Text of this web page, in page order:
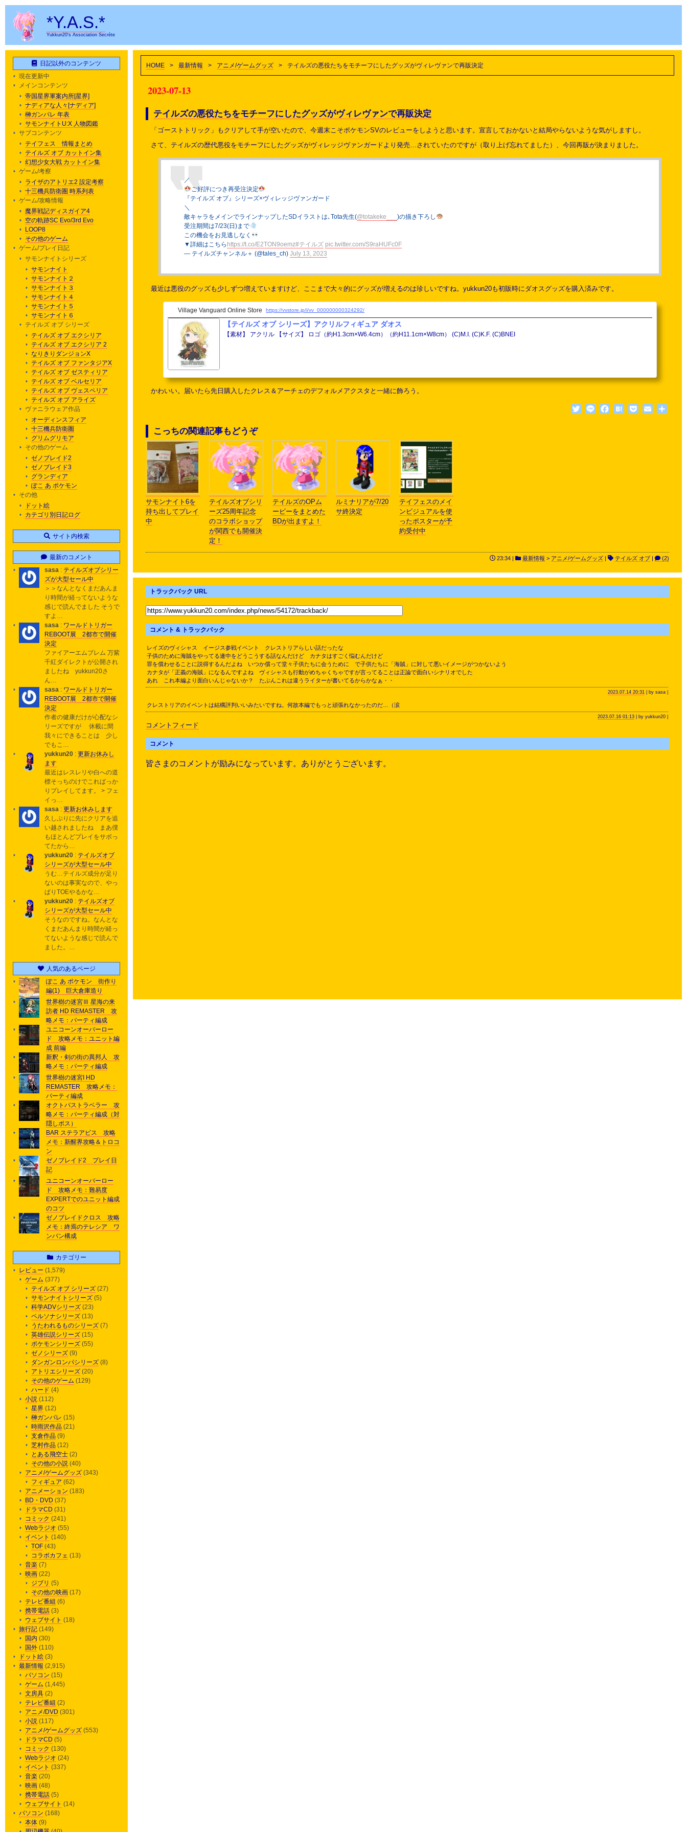
*Y.A.S.*
Yukkun20's Association Secrète
HOME > 最新情報 > アニメ/ゲームグッズ > テイルズの悪役たちをモチーフにしたグッズがヴィレヴァンで再販決定
2023-07-13
テイルズの悪役たちをモチーフにしたグッズがヴィレヴァンで再販決定
「ゴーストトリック」もクリアして手が空いたので、今週末こそポケモンSVのレビューをしようと思います。宣言しておかないと結局やらないような気がしますし。
さて、テイルズの歴代悪役をモチーフにしたグッズがヴィレッジヴァンガードより発売…されていたのですが（取り上げ忘れてました）、今回再販が決まりました。
／
ご好評につき再受注決定
『テイルズ オブ』シリーズ×ヴィレッジヴァンガード
＼
敵キャラをメインでラインナップしたSDイラストは､Tota先生(@totakeke___ )の描き下ろし
受注期間は7/23(日)まで
この機会をお見逃しなく
▼詳細はこちら https://t.co/E2TON9oemz#テイルズ pic.twitter.com/S9raHUFc0F
— テイルズチャンネル＋ (@tales_ch) July 13, 2023
最近は悪役のグッズも少しずつ増えていますけど、ここまで大々的にグッズが増えるのは珍しいですね。yukkun20も初販時にダオスグッズを購入済みです。
Village Vanguard Online Store https://vvstore.jp/i/vv_000000000324292/
【テイルズ オブ シリーズ】アクリルフィギュア ダオス
【素材】 アクリル 【サイズ】 ロゴ（約H1.3cm×W6.4cm）（約H11.1cm×W8cm） (C)M.I. (C)K.F. (C)BNEI
かわいい。届いたら先日購入したクレス＆アーチェのデフォルメアクスタと一緒に飾ろう。
TwitterLine Facebook
HatenaPocketEmail
こっちの関連記事もどうぞ
サモンナイト6を
持ち出してプレイ
中
テイルズオブシリ
ーズ25周年記念
のコラボショップ
が関西でも開催決
定！
テイルズのOPム
ービーをまとめた
BDが出ますよ！
ルミナリアが7/20
サ終決定
テイフェスのメイ
ンビジュアルを使
ったポスターが予
約受付中
23:34 | 最新情報 > アニメ/ゲームグッズ テイルズ オブ (2)
トラックバック URL
コメント & トラックバック
レイズのヴィシャス イージス参戦イベント クレストリアらしい話だったな
子供のために海賊をやってる連中をどうこうする話なんだけど カナタはすごく悩むんだけど
罪を償わせることに説得するんだよね いつか償って堂々子供たちに会うために で子供たちに「海賊」に対して悪いイメージがつかないよう
カナタが「正義の海賊」になるんですよね ヴィシャスも行動がめちゃくちゃですが言ってることは正論で面白いシナリオでした
あれ これ本編より面白いんじゃないか？ たぶんこれは違うライターが書いてるからかなぁ・・
2023.07.14 20:31 | by sasa |
クレストリアのイベントは結構評判いいみたいですね。何故本編でもっと頑張れなかったのだ…（涙
2023.07.16 01:13 | by yukkun20 |
コメントフィード
コメント
皆さまのコメントが励みになっています。ありがとうございます。
日記以外のコンテンツ
現在更新中
メインコンテンツ
帝国星界軍案内所[星界]
ナディアな人々[ナディア]
榊ガンパレ 年表
サモンナイトU:X 人物図鑑
サブコンテンツ
テイフェス 情報まとめ
テイルズ オブ カットイン集
幻想少女大戦 カットイン集
ゲーム/考察
ライザのアトリエ2 設定考察
十三機兵防衛圏 時系列表
ゲーム/攻略情報
魔界戦記ディスガイア4
空の軌跡SC Evo/3rd Evo
LOOP8
その他のゲーム
ゲーム/プレイ日記
サモンナイトシリーズ
サモンナイト
サモンナイト２
サモンナイト３
サモンナイト４
サモンナイト５
サモンナイト６
テイルズ オブ シリーズ
テイルズ オブ エクシリア
テイルズ オブ エクシリア 2
なりきりダンジョンX
テイルズ オブ ファンタジアX
テイルズ オブ ゼスティリア
テイルズ オブ ベルセリア
テイルズ オブ ヴェスペリア
テイルズ オブ アライズ
ヴァニラウェア作品
オーディンスフィア
十三機兵防衛圏
グリムグリモア
その他のゲーム
ゼノブレイド2
ゼノブレイド3
グランディア
ぽこ あ ポケモン
その他
ドット絵
カテゴリ別日記ログ
サイト内検索
最新のコメント
sasa : テイルズオブシリー
ズが大型セール中
＞＞なんとなくまだあんま
り時間が経ってないような
感じで読んでました そうで
すよ…
sasa : ワールドトリガー
REBOOT展 2都市で開催
決定
ファイアーエムブレム 万紫
千紅ダイレクトが公開され
ましたね yukkun20さ
ん…
sasa : ワールドトリガー
REBOOT展 2都市で開催
決定
作者の健康だけが心配なシ
リーズですが 休載に間
我々にできることは 少し
でもこ…
yukkun20 : 更新お休みし
ます
最近はレスレリや白への道
標そっちのけでこればっか
りプレイしてます。 > フェ
イっ…
sasa : 更新お休みします
久しぶりに先にクリアを追
い越されましたね まあ僕
もほとんどプレイをサボっ
てたから…
yukkun20 : テイルズオブ
シリーズが大型セール中
うむ…テイルズ成分が足り
ないのは事実なので、やっ
ぱりTOEやるかな…
yukkun20 : テイルズオブ
シリーズが大型セール中
そうなのですね。なんとな
くまだあんまり時間が経っ
てないような感じで読んで
ました。…
人気のあるページ
ぽこ あ ポケモン 街作り
編(1) 巨大倉庫造り
世界樹の迷宮Ⅲ 星海の来
訪者 HD REMASTER 攻
略メモ：パーティ編成
ユニコーンオーバーロー
ド 攻略メモ：ユニット編
成 前編
新釈・剣の街の異邦人 攻
略メモ：パーティ編成
世界樹の迷宮I HD
REMASTER 攻略メモ：
パーティ編成
オクトパストラベラー 攻
略メモ：パーティ編成（対
隠しボス）
BAR ステラアビス 攻略
メモ：新醒界攻略＆トロコ
ン
ゼノブレイド2 プレイ日
記
ユニコーンオーバーロー
ド 攻略メモ：難易度
EXPERTでのユニット編成
のコツ
ゼノブレイドクロス 攻略
メモ：終焉のテレシア ワ
ンパン構成
カテゴリー
レビュー (1,579)
ゲーム (377)
テイルズ オブ シリーズ (27)
サモンナイトシリーズ (5)
科学ADVシリーズ (23)
ペルソナシリーズ (13)
うたわれるものシリーズ (7)
英雄伝説シリーズ (15)
ポケモンシリーズ (55)
ゼノシリーズ (9)
ダンガンロンパシリーズ (8)
アトリエシリーズ (20)
その他のゲーム (129)
ハード (4)
小説 (112)
星界 (12)
榊ガンパレ (15)
時雨沢作品 (21)
支倉作品 (9)
芝村作品 (12)
とある飛空士 (2)
その他の小説 (40)
アニメ/ゲームグッズ (343)
フィギュア (62)
アニメーション (183)
BD・DVD (37)
ドラマCD (31)
コミック (241)
Webラジオ (55)
イベント (140)
TOF (43)
コラボカフェ (13)
音楽 (7)
映画 (22)
ジブリ (5)
その他の映画 (17)
テレビ番組 (6)
携帯電話 (3)
ウェブサイト (18)
旅行記 (149)
国内 (30)
国外 (110)
ドット絵 (3)
最新情報 (2,915)
パソコン (15)
ゲーム (1,445)
文房具 (2)
テレビ番組 (2)
アニメ/DVD (301)
小説 (117)
アニメ/ゲームグッズ (553)
ドラマCD (5)
コミック (130)
Webラジオ (24)
イベント (337)
音楽 (20)
映画 (48)
携帯電話 (5)
ウェブサイト (14)
パソコン (168)
本体 (9)